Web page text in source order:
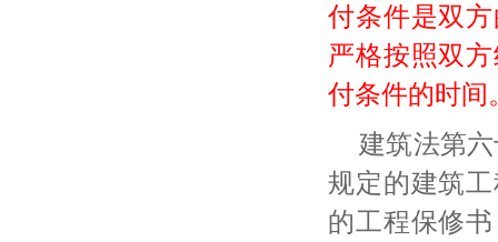
付条件是双
严格按照双
付条件的时间
建筑法第
规定的建筑
的工程保修